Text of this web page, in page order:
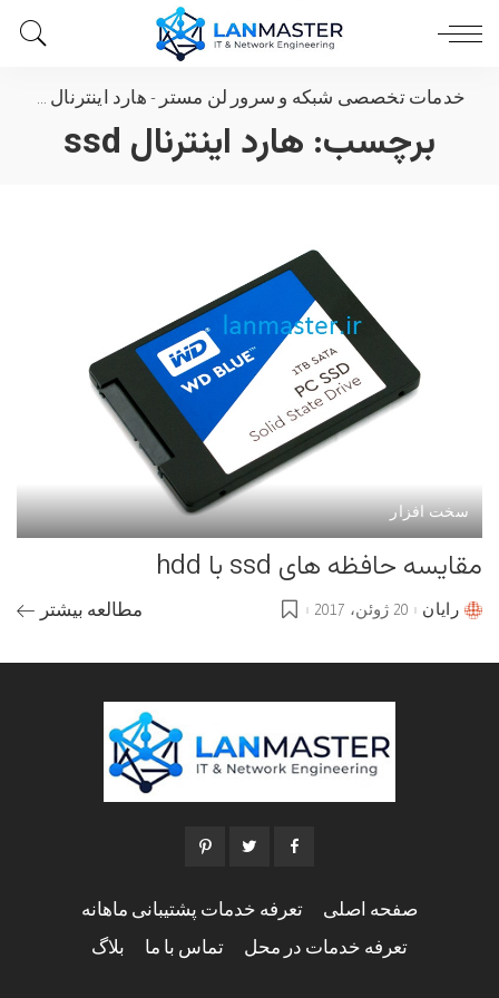
خدمات تخصصی شبکه و سرور لن مستر - هارد اینترنال ssd
برچسب: هارد اینترنال ssd
سخت افزار
مقایسه حافظه های ssd با hdd
Postedرایان 20 ژوئن، 2017 مطالعه بیشتر
صفحه اصلی تعرفه خدمات پشتیبانی ماهانه
تعرفه خدمات در محل تماس با ما بلاگ